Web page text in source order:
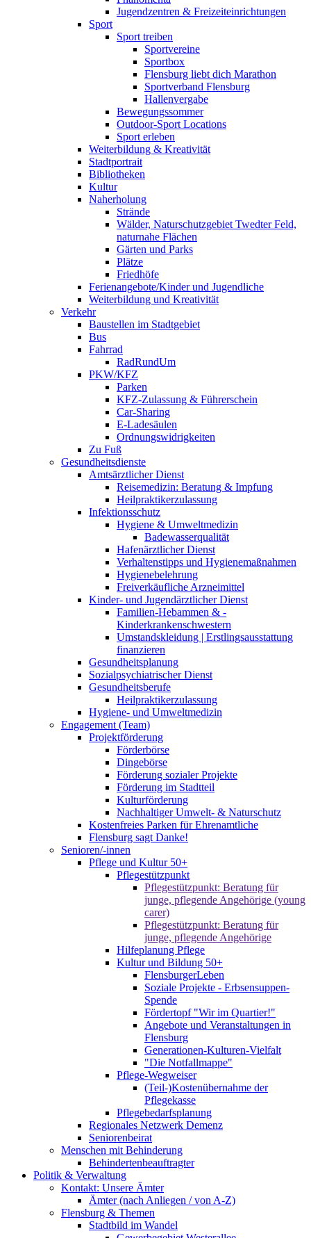
Jugendzentren & Freizeiteinrichtungen
Sport
Sport treiben
Sportvereine
Sportbox
Flensburg liebt dich Marathon
Sportverband Flensburg
Hallenvergabe
Bewegungssommer
Outdoor-Sport Locations
Sport erleben
Weiterbildung & Kreativität
Stadtportrait
Bibliotheken
Kultur
Naherholung
Strände
Wälder, Naturschutzgebiet Twedter Feld,
naturnahe Flächen
Gärten und Parks
Plätze
Friedhöfe
Ferienangebote/Kinder und Jugendliche
Weiterbildung und Kreativität
Verkehr
Baustellen im Stadtgebiet
Bus
Fahrrad
RadRundUm
PKW/KFZ
Parken
KFZ-Zulassung & Führerschein
Car-Sharing
E-Ladesäulen
Ordnungswidrigkeiten
Zu Fuß
Gesundheitsdienste
Amtsärztlicher Dienst
Reisemedizin: Beratung & Impfung
Heilpraktikerzulassung
Infektionsschutz
Hygiene & Umweltmedizin
Badewasserqualität
Hafenärztlicher Dienst
Verhaltenstipps und Hygienemaßnahmen
Hygienebelehrung
Freiverkäufliche Arzneimittel
Kinder- und Jugendärztlicher Dienst
Familien-Hebammen & -
Kinderkrankenschwestern
Umstandskleidung | Erstlingsausstattung
finanzieren
Gesundheitsplanung
Sozialpsychiatrischer Dienst
Gesundheitsberufe
Heilpraktikerzulassung
Hygiene- und Umweltmedizin
Engagement (Team)
Projektförderung
Förderbörse
Dingebörse
Förderung sozialer Projekte
Förderung im Stadtteil
Kulturförderung
Nachhaltiger Umwelt- & Naturschutz
Kostenfreies Parken für Ehrenamtliche
Flensburg sagt Danke!
Senioren/-innen
Pflege und Kultur 50+
Pflegestützpunkt
Pflegestützpunkt: Beratung für
junge, pflegende Angehörige (young
carer)
Pflegestützpunkt: Beratung für
junge, pflegende Angehörige
Hilfeplanung Pflege
Kultur und Bildung 50+
FlensburgerLeben
Soziale Projekte - Erbsensuppen-
Spende
Fördertopf "Wir im Quartier!"
Angebote und Veranstaltungen in
Flensburg
Generationen-Kulturen-Vielfalt
"Die Notfallmappe"
Pflege-Wegweiser
(Teil-)Kostenübernahme der
Pflegekasse
Pflegebedarfsplanung
Regionales Netzwerk Demenz
Seniorenbeirat
Menschen mit Behinderung
Behindertenbeauftragter
Politik & Verwaltung
Kontakt: Unsere Ämter
Ämter (nach Anliegen / von A-Z)
Flensburg & Themen
Stadtbild im Wandel